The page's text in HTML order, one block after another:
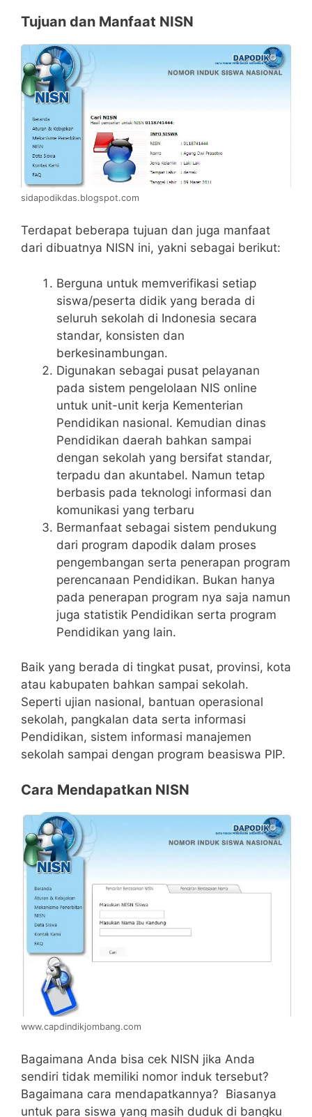
Tujuan dan Manfaat NISN
sidapodikdas.blogspot.com
Terdapat beberapa tujuan dan juga manfaat
dari dibuatnya NISN ini, yakni sebagai berikut:
Berguna untuk memverifikasi setiap
siswa/peserta didik yang berada di
seluruh sekolah di Indonesia secara
standar, konsisten dan
berkesinambungan.
Digunakan sebagai pusat pelayanan
pada sistem pengelolaan NIS online
untuk unit-unit kerja Kementerian
Pendidikan nasional. Kemudian dinas
Pendidikan daerah bahkan sampai
dengan sekolah yang bersifat standar,
terpadu dan akuntabel. Namun tetap
berbasis pada teknologi informasi dan
komunikasi yang terbaru
Bermanfaat sebagai sistem pendukung
dari program dapodik dalam proses
pengembangan serta penerapan program
perencanaan Pendidikan. Bukan hanya
pada penerapan program nya saja namun
juga statistik Pendidikan serta program
Pendidikan yang lain.
Baik yang berada di tingkat pusat, provinsi, kota
atau kabupaten bahkan sampai sekolah.
Seperti ujian nasional, bantuan operasional
sekolah, pangkalan data serta informasi
Pendidikan, sistem informasi manajemen
sekolah sampai dengan program beasiswa PIP.
Cara Mendapatkan NISN
www.capdindikjombang.com
Bagaimana Anda bisa cek NISN jika Anda
sendiri tidak memiliki nomor induk tersebut?
Bagaimana cara mendapatkannya? Biasanya
untuk para siswa yang masih duduk di bangku